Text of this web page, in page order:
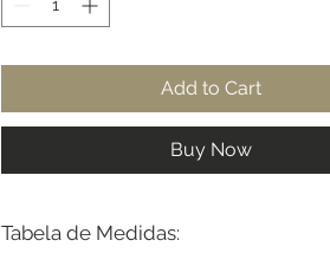
Add to Cart
Buy Now
Tabela de Medidas: